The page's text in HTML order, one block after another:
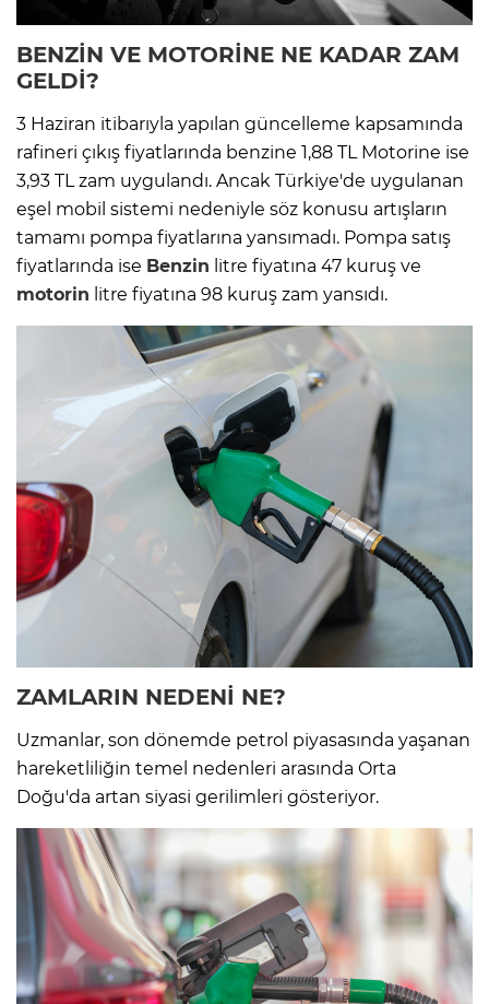
BENZİN VE MOTORİNE NE KADAR ZAM
GELDİ?
3 Haziran itibarıyla yapılan güncelleme kapsamında
rafineri çıkış fiyatlarında benzine 1,88 TL Motorine ise
3,93 TL zam uygulandı. Ancak Türkiye'de uygulanan
eşel mobil sistemi nedeniyle söz konusu artışların
tamamı pompa fiyatlarına yansımadı. Pompa satış
fiyatlarında ise Benzin litre fiyatına 47 kuruş ve
motorin litre fiyatına 98 kuruş zam yansıdı.
ZAMLARIN NEDENİ NE?
Uzmanlar, son dönemde petrol piyasasında yaşanan
hareketliliğin temel nedenleri arasında Orta
Doğu'da artan siyasi gerilimleri gösteriyor.